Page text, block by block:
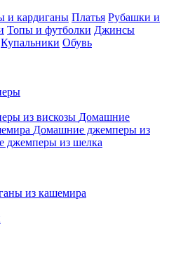
и кардиганы Платья Рубашки и
Топы и футболки Джинсы
Купальники Обувь
из вискозы Домашние
Домашние джемперы из
джемперы из шелка
из кашемира